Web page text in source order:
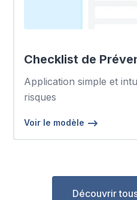
Checklist de
Application simple et
risques
Voir le modèle
Découvrir